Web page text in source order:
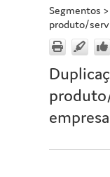
Segmentos >
produto/